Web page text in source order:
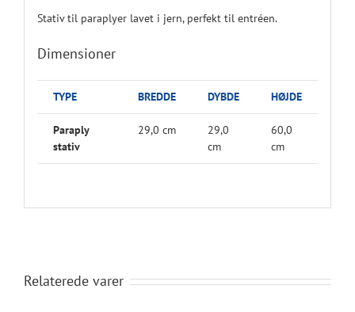
Stativ til paraplyer lavet i jern, perfekt til entréen.
Dimensioner
TYPE BREDDE DYBDE HØJDE
Paraply
stativ
29,0 cm
29,0
cm
60,0
cm
Relaterede varer